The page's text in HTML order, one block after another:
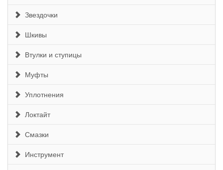
Звездочки
Шкивы
Втулки и ступицы
Муфты
Уплотнения
Локтайт
Смазки
Инструмент